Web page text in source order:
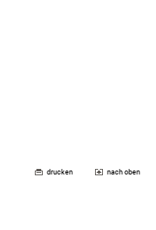
drucken nach oben